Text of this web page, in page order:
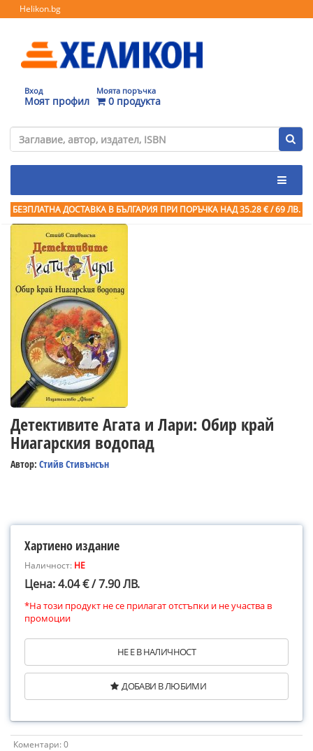
Helikon.bg
Вход
Моят профил
Моята поръчка
0 продукта
БЕЗПЛАТНА ДОСТАВКА В БЪЛГАРИЯ ПРИ ПОРЪЧКА НАД 35.28 € / 69 ЛВ.
Детективите Агата и Лари: Обир край
Ниагарския водопад
Автор: Стийв Стивънсън
Хартиено издание
Наличност: НЕ
Цена: 4.04 € / 7.90 ЛВ.
*На този продукт не се прилагат отстъпки и не участва в
промоции
НЕ Е В НАЛИЧНОСТ
ДОБАВИ В ЛЮБИМИ
Коментари: 0